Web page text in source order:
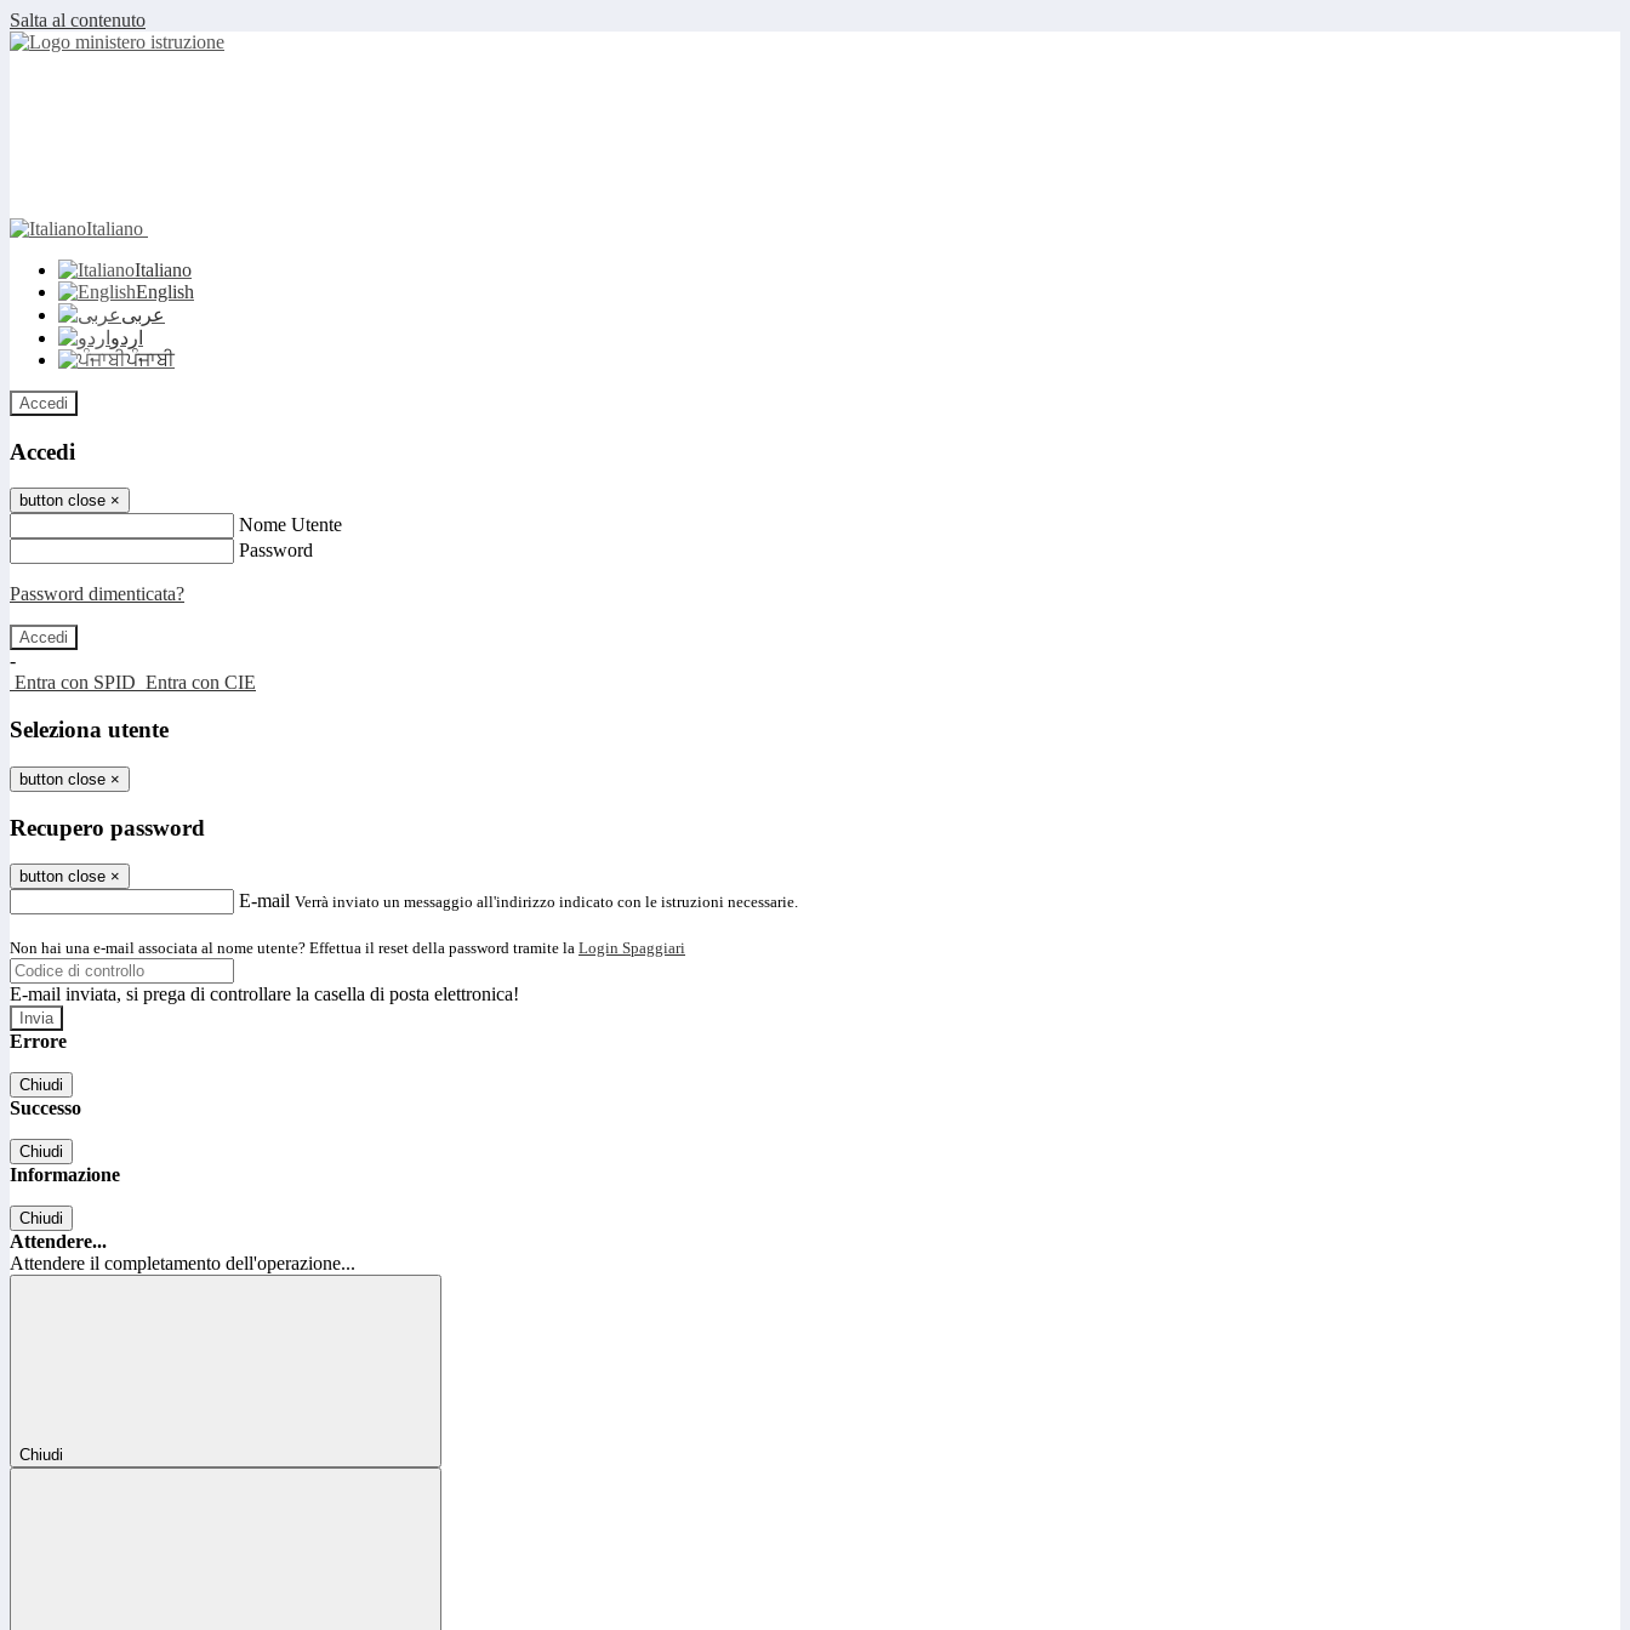
Salta al contenuto
Italiano
Italiano
English
عربى
اردو
ਪੰਜਾਬੀ
Accedi
Accedi
button close ×
Nome Utente
Password
Password dimenticata?
-
Entra con SPID Entra con CIE
Seleziona utente
button close ×
Recupero password
button close ×
E-mail Verrà inviato un messaggio all'indirizzo indicato con le istruzioni necessarie.
Non hai una e-mail associata al nome utente? Effettua il reset della password tramite la Login Spaggiari
E-mail inviata, si prega di controllare la casella di posta elettronica!
Errore
Chiudi
Successo
Chiudi
Informazione
Chiudi
Attendere...
Attendere il completamento dell'operazione...
Chiudi